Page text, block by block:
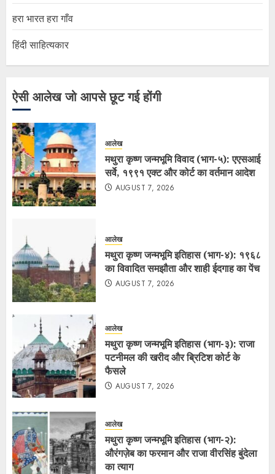
हरा भारत हरा गाँव
हिंदी साहित्यकार
ऐसी आलेख जो आपसे छूट गई होंगी
आलेख
मथुरा कृष्ण जन्मभूमि विवाद (भाग-५): एएसआई
सर्वे, १९९१ एक्ट और कोर्ट का वर्तमान आदेश
AUGUST 7, 2026
आलेख
मथुरा कृष्ण जन्मभूमि इतिहास (भाग-४): १९६८
का विवादित समझौता और शाही ईदगाह का पेंच
AUGUST 7, 2026
आलेख
मथुरा कृष्ण जन्मभूमि इतिहास (भाग-३): राजा
पटनीमल की खरीद और ब्रिटिश कोर्ट के
फैसले
AUGUST 7, 2026
आलेख
मथुरा कृष्ण जन्मभूमि इतिहास (भाग-२):
औरंगज़ेब का फरमान और राजा वीरसिंह बुंदेला
का त्याग